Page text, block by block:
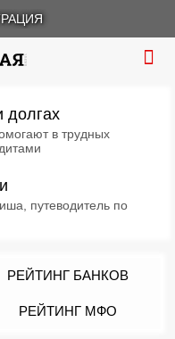
долгах
в трудных
путеводитель по
РЕЙТИНГ БАНКОВ
РЕЙТИНГ МФО